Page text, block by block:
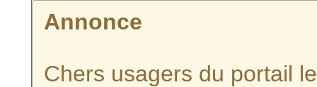
Annonce
Chers usagers du portail